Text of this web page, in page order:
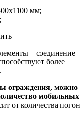
мм;
– соединение
более
ограждения, можно
мобильных
от количества